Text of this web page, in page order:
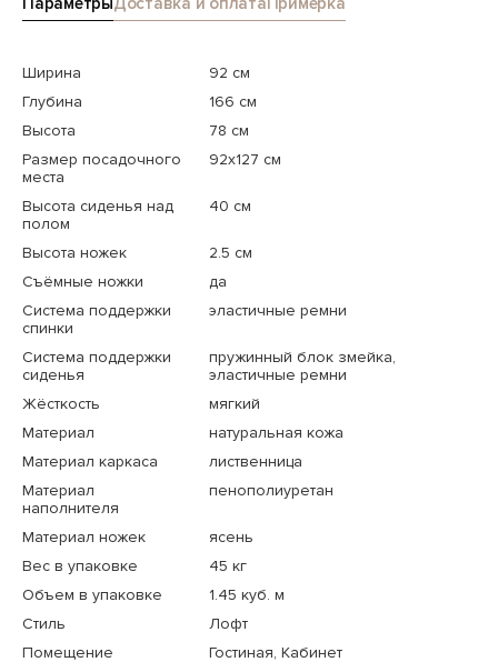
Ширина
92 см
Глубина
166 см
Высота
78 см
Размер посадочного
места
92x127 см
Высота сиденья над
полом
40 см
Высота ножек
2.5 см
Съёмные ножки
да
Система поддержки
спинки
эластичные ремни
Система поддержки
сиденья
пружинный блок змейка,
эластичные ремни
Жёсткость
мягкий
Материал
натуральная кожа
Материал каркаса
лиственница
Материал
наполнителя
пенополиуретан
Материал ножек
ясень
Вес в упаковке
45 кг
Объем в упаковке
1.45 куб. м
Стиль
Лофт
Помещение
Гостиная, Кабинет